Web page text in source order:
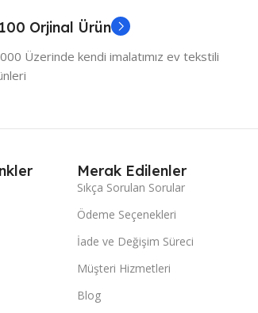
Orjinal Ürün
Üzerinde kendi imalatımız ev tekstili
Merak Edilenler
Sıkça Sorulan Sorular
Ödeme Seçenekleri
İade ve Değişim Süreci
Müşteri Hizmetleri
Blog